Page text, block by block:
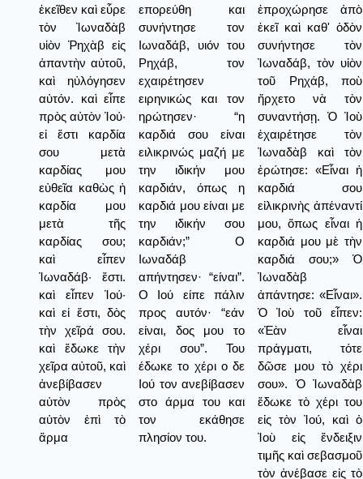
ἐκεῖθεν καὶ εὗρε
τὸν Ἰωναδὰβ
υἱὸν Ῥηχὰβ εἰς
ἀπαντὴν αὐτοῦ,
καὶ ηὐλόγησεν
αὐτόν. καὶ εἶπε
πρὸς αὐτὸν Ἰού·
εἰ ἔστι καρδία
σου μετὰ
καρδίας μου
εὐθεῖα καθὼς ἡ
καρδία μου
μετὰ τῆς
καρδίας σου;
καὶ εἶπεν
Ἰωναδάβ· ἔστι.
καὶ εἶπεν Ἰού·
καὶ εἰ ἔστι, δὸς
τὴν χεῖρά σου.
καὶ ἔδωκε τὴν
χεῖρα αὐτοῦ, καὶ
ἀνεβίβασεν
αὐτὸν πρὸς
αὐτὸν ἐπὶ τὸ
ἅρμα
επορεύθη και
συνήντησε τον
Ιωναδάβ, υιόν του
Ρηχάβ, τον
εχαιρέτησεν
ειρηνικώς και τον
ηρώτησεν· “η
καρδιά σου είναι
ειλικρινώς μαζή με
την ιδικήν μου
καρδιάν, όπως η
καρδιά μου είναι με
την ιδικήν σου
καρδιάν;” Ο
Ιωναδάβ
απήντησεν· “είναι”.
Ο Ιού είπε πάλιν
προς αυτόν· “εάν
είναι, δος μου το
χέρι σου”. Του
έδωκε το χέρι ο δε
Ιού τον ανεβίβασεν
στο άρμα του και
τον εκάθησε
πλησίον του.
ἐπροχώρησε ἀπὸ
ἐκεῖ καὶ καθ' ὁδὸν
συνήντησε τὸν
Ἰωναδάβ, τὸν υἱὸν
τοῦ Ρηχάβ, ποὺ
ἤρχετο νὰ τὸν
συναντήσῃ. Ὁ Ἰοὺ
ἐχαιρέτησε τὸν
Ἰωναδὰβ καὶ τὸν
ἐρώτησε: «Εἶναι ἡ
καρδιά σου
εἰλικρινὴς ἀπέναντί
μου, ὅπως εἶναι ἡ
καρδιά μου μὲ τὴν
καρδιά σου;» Ὁ
Ἰωναδὰβ
ἀπάντησε: «Εἶναι».
Ὁ Ἰοὺ τοῦ εἶπεν:
«Ἐὰν εἶναι
πράγματι, τότε
δῶσε μου τὸ χέρι
σου». Ὁ Ἰωναδὰβ
ἔδωκε τὸ χέρι του
εἰς τὸν Ἰού, καὶ ὁ
Ἰοὺ εἰς ἔνδειξιν
τιμῆς καὶ σεβασμοῦ
τὸν ἀνέβασε εἰς τὸ